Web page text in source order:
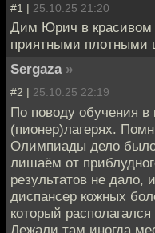
#1 | 25.10.25 21:20
Дим Юрич в красивом
приятными плотными
Sergaza »
#2 | 25.10.25 22:19
По поводу обучения в
(пионер)лагерях.
Олимпиады дело
лишаём от
результатов не дало,
диспансер кожных
который
Лежали там иногда